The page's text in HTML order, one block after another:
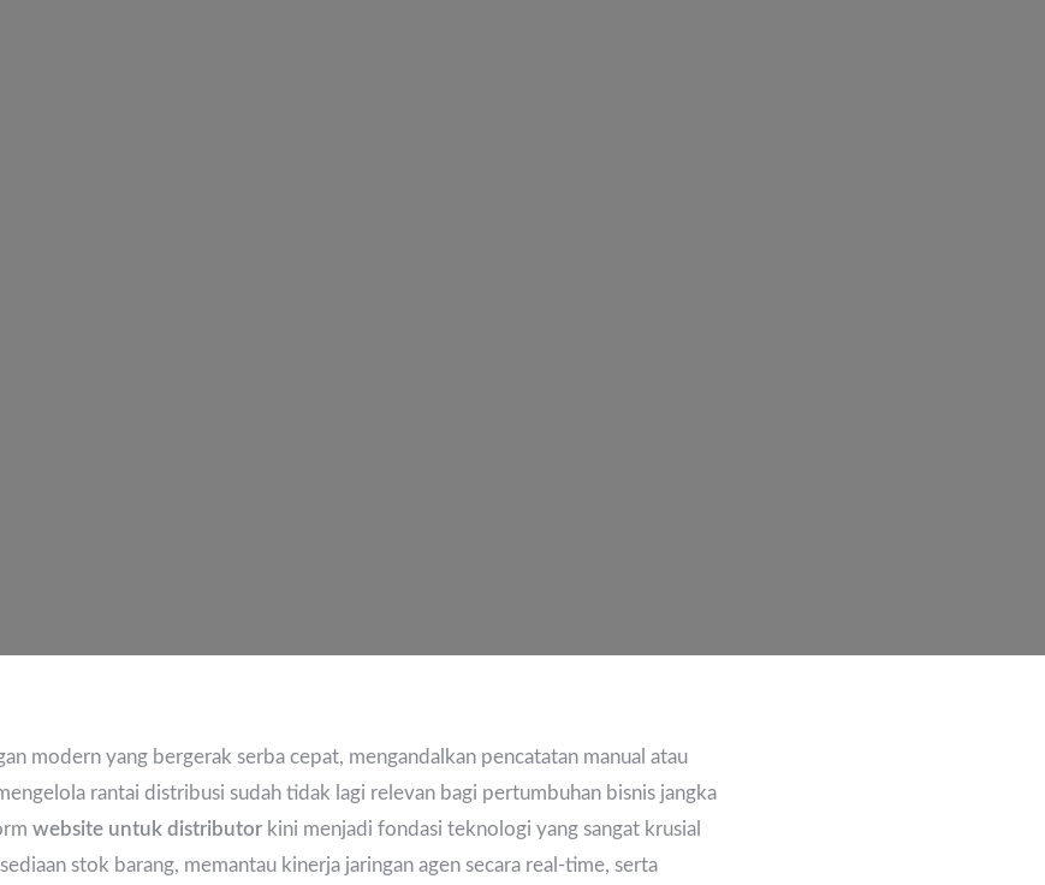
modern yang bergerak serba cepat, mengandalkan pencatatan manual atau
rantai distribusi sudah tidak lagi relevan bagi pertumbuhan bisnis jangka
website untuk distributor kini menjadi fondasi teknologi yang sangat krusial
stok barang, memantau kinerja jaringan agen secara real-time, serta